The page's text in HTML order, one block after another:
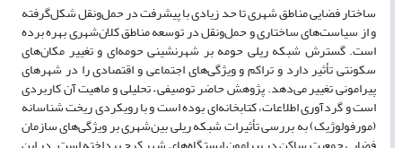
ساختار فضایی مناطق شهری تا حد زیادی با پیشرفت در حمل‌ونقل شکل‌گرفته
و از سیاست‌های ساختاری و حمل‌ونقل در توسعه مناطق کلان‌شهری بهره برده
است. گسترش شبکه ریلی حومه بر شهرنشینی حومه‌ای و تغییر مکان‌های
سکونتی تأثیر دارد و تراکم و ویژگی‌های اجتماعی و اقتصادی را در شهرهای
پیرامونی تغییر می‌دهد. پژوهش حاضر توصیفی – تحلیلی و ماهیت آن کاربردی
است و گردآوری اطلاعات، کتابخانه‌ای بوده است و با رویکردی ریخت شناسانه
(مورفولوژیک) به بررسی تأثیرات شبکه ریلی بین‌شهری بر ویژگی‌های سازمان